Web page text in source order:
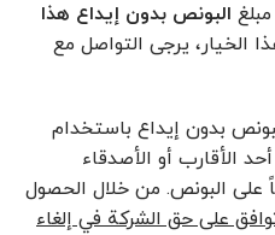
البونص بدون إيداع هذا
الخيار، يرجى التواصل مع
بدون إيداع باستخدام
الأقارب أو الأصدقاء
على البونص. من خلال الحصول
على حق الشركة في إلغاء